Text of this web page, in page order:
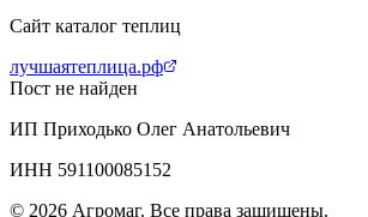
Сайт каталог теплиц
лучшаятеплица.рф
Пост не найден
ИП Приходько Олег Анатольевич
ИНН 591100085152
© 2026 Агромаг. Все права защищены.